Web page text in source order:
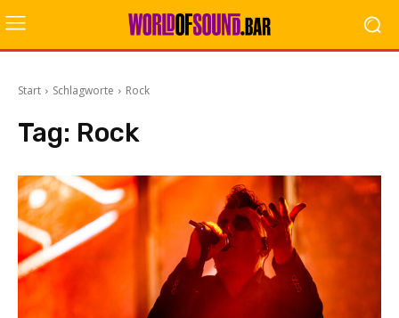
Start Schlagworte Rock
Tag: Rock